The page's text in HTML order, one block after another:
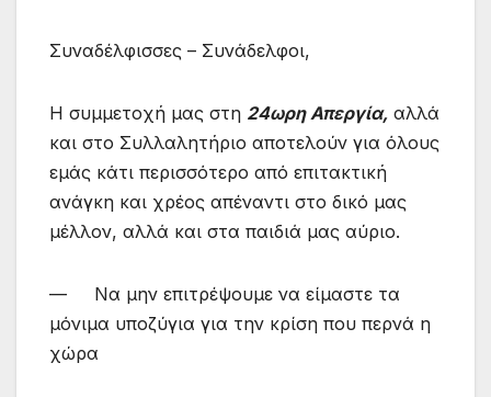
Συναδέλφισσες – Συνάδελφοι,
Η συμμετοχή μας στη 24ωρη Απεργία, αλλά
και στο Συλλαλητήριο αποτελούν για όλους
εμάς κάτι περισσότερο από επιτακτική
ανάγκη και χρέος απέναντι στο δικό μας
μέλλον, αλλά και στα παιδιά μας αύριο.
— Να μην επιτρέψουμε να είμαστε τα
μόνιμα υποζύγια για την κρίση που περνά η
χώρα